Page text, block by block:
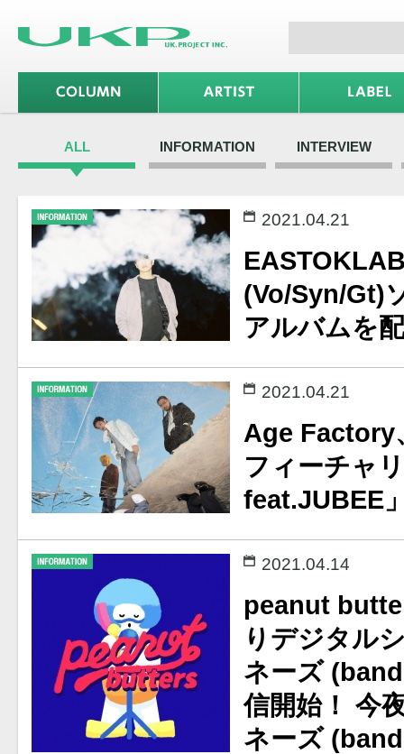
ALL INFORMATION INTERVIEW
2021.04.21
(Vo/Syn/Gt)
アルバムを
2021.04.21
Age Factory
フィーチャ
feat.JUBEE
2021.04.14
peanut
りデジタル
ネーズ
信開始！ 今
ネーズ